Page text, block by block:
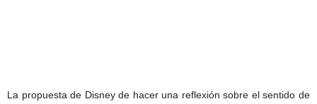
La propuesta de Disney de hacer una reflexión sobre el sentido de